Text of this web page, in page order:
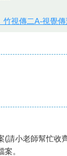
竹視傳二A-視覺
(請小老師幫忙收
。